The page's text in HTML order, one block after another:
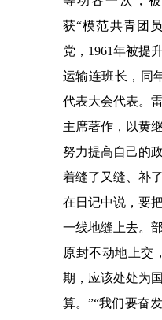
获“模范共青团
党，1961年被提
运输连班长，同
代表大会代表。
主席著作，以黄
努力提高自己的
着缝了又缝、补
在日记中说，要
一线地缝上去。
原封不动地上交
期，应该处处为
算。”“我们要奋